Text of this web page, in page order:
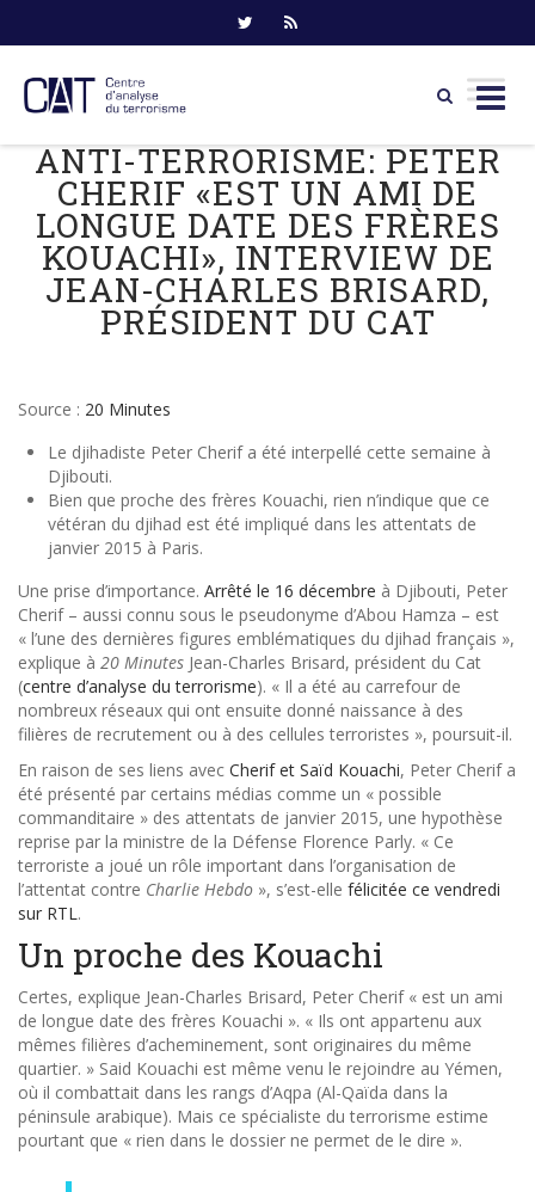
Skip
content
ANTI-TERRORISME: PETER
CHERIF «EST UN AMI DE
LONGUE DATE DES FRÈRES
KOUACHI», INTERVIEW DE
JEAN-CHARLES BRISARD,
PRÉSIDENT DU CAT
Source : 20 Minutes
Le djihadiste Peter Cherif a été interpellé cette semaine à
Djibouti.
Bien que proche des frères Kouachi, rien n’indique que ce
vétéran du djihad est été impliqué dans les attentats de
janvier 2015 à Paris.
Une prise d’importance. Arrêté le 16 décembre ​ à Djibouti, Peter
Cherif – aussi connu sous le pseudonyme d’Abou Hamza – est
« l’une des dernières figures emblématiques du djihad français »,
explique à 20 Minutes Jean-Charles Brisard, président du Cat
(centre d’analyse du terrorisme). « Il a été au carrefour de
nombreux réseaux qui ont ensuite donné naissance à des
filières de recrutement ou à des cellules terroristes », poursuit-il.
En raison de ses liens avec Cherif et Saïd Kouachi, Peter Cherif a
été présenté par certains médias comme un « possible
commanditaire » des attentats de janvier 2015, une hypothèse
reprise par la ministre de la Défense Florence Parly. « Ce
terroriste a joué un rôle important dans l’organisation de
l’attentat contre Charlie Hebdo », s’est-elle félicitée ce vendredi
sur RTL.
Un proche des Kouachi
Certes, explique Jean-Charles Brisard, Peter Cherif « est un ami
de longue date des frères Kouachi ». « Ils ont appartenu aux
mêmes filières d’acheminement, sont originaires du même
quartier. » Said Kouachi est même venu le rejoindre au Yémen,
où il combattait dans les rangs d’Aqpa (Al-Qaïda dans la
péninsule arabique). Mais ce spécialiste du terrorisme estime
pourtant que « rien dans le dossier ne permet de le dire ».